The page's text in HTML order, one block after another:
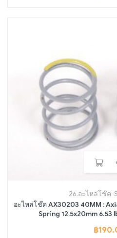
26.อะไหล่โช๊ค-
อะไหล่โช๊ค AX30203 40MM :
Spring 12.5x20mm 6.53
฿